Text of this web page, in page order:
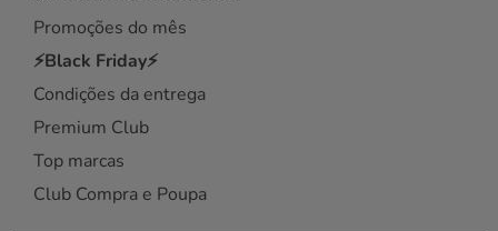
Promoções do mês
⚡Black Friday⚡
Condições da entrega
Premium Club
Top marcas
Club Compra e Poupa